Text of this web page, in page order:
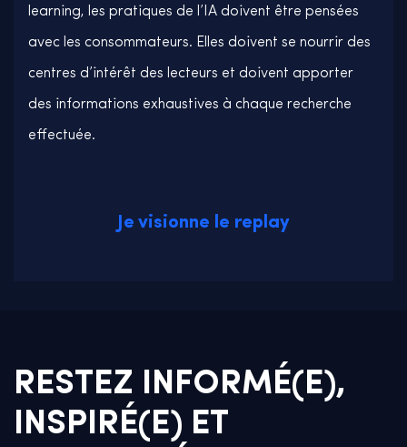
learning, les pratiques de l’IA doivent être pensées
avec les consommateurs. Elles doivent se nourrir des
centres d’intérêt des lecteurs et doivent apporter
des informations exhaustives à chaque recherche
effectuée.
Je visionne le replay
RESTEZ INFORMÉ(E),
INSPIRÉ(E) ET